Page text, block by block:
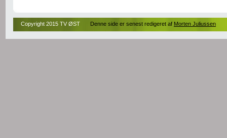
Copyright 2015 TV ØST Denne side er senest redigeret af Morten Juliussen